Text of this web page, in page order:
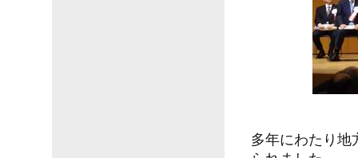
多年にわたり地